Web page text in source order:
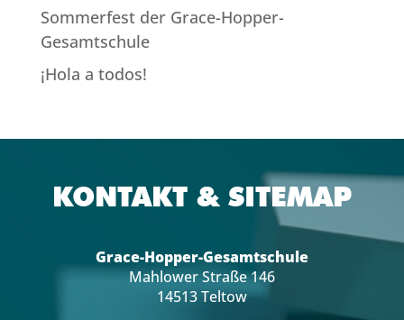
Sommerfest der Grace-Hopper-
Gesamtschule
¡Hola a todos!
KONTAKT & SITEMAP
Grace-Hopper-Gesamtschule
Mahlower Straße 146
14513 Teltow